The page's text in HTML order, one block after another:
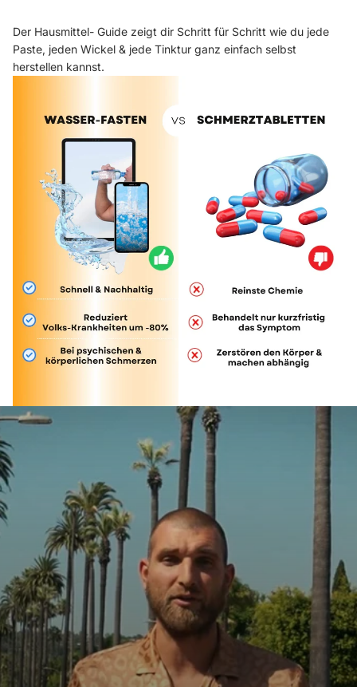
Der Hausmittel- Guide zeigt dir Schritt für Schritt wie du jede
Paste, jeden Wickel & jede Tinktur ganz einfach selbst
herstellen kannst.